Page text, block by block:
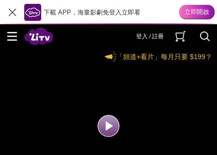
下載 APP，海量影劇免登入立即看
登入 / 註冊
「頻道+看片」每月只要 $199？